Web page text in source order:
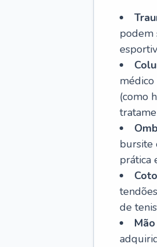
podem
(como
bursite
prática
de